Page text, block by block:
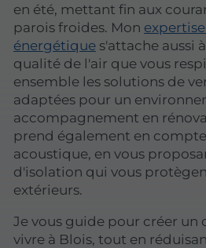
en été, mettant fin aux
parois froides. Mon
énergétique s'attache aussi
qualité de l'air que vous
ensemble les solutions de
adaptées pour un
accompagnement en
prend également en
acoustique, en vous
d'isolation qui vous
extérieurs.
Je vous guide pour créer un
vivre à Blois, tout en